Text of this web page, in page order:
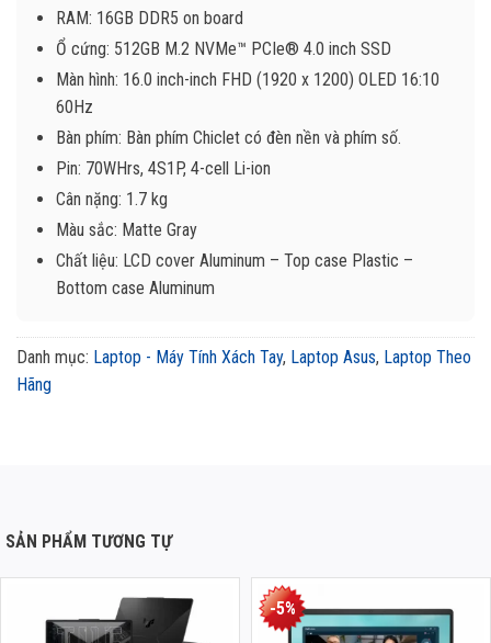
RAM: 16GB DDR5 on board
Ổ cứng: 512GB M.2 NVMe™ PCIe® 4.0 inch SSD
Màn hình: 16.0 inch-inch FHD (1920 x 1200) OLED 16:10
60Hz
Bàn phím: Bàn phím Chiclet có đèn nền và phím số.
Pin: 70WHrs, 4S1P, 4-cell Li-ion
Cân nặng: 1.7 kg
Màu sắc: Matte Gray
Chất liệu: LCD cover Aluminum – Top case Plastic –
Bottom case Aluminum
Danh mục: Laptop - Máy Tính Xách Tay, Laptop Asus, Laptop Theo
Hãng
SẢN PHẨM TƯƠNG TỰ
-5%